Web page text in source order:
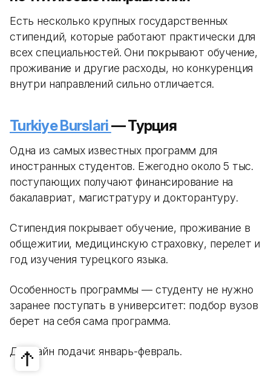
Есть несколько крупных государственных
стипендий, которые работают практически для
всех специальностей. Они покрывают обучение,
проживание и другие расходы, но конкуренция
внутри направлений сильно отличается.
Turkiye Burslari— Турция
Одна из самых известных программ для
иностранных студентов. Ежегодно около 5 тыс.
поступающих получают финансирование на
бакалавриат, магистратуру и докторантуру.
Стипендия покрывает обучение, проживание в
общежитии, медицинскую страховку, перелет и
год изучения турецкого языка.
Особенность программы — студенту не нужно
заранее поступать в университет: подбор вузов
берет на себя сама программа.
Дедлайн подачи: январь-февраль.